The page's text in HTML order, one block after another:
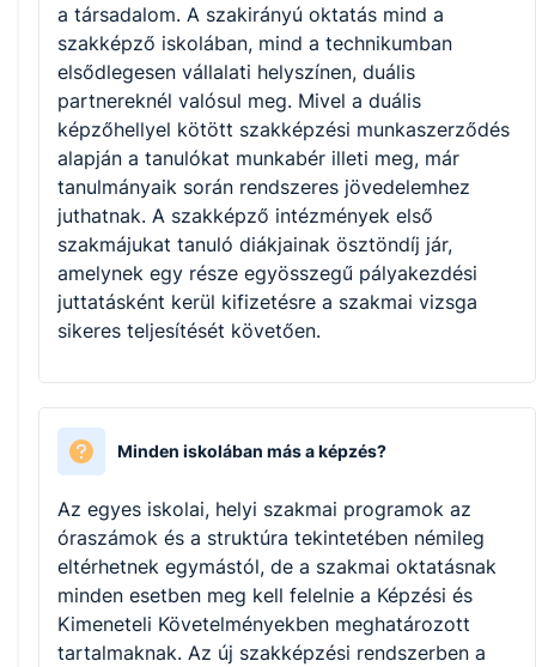
a társadalom. A szakirányú oktatás mind a
szakképző iskolában, mind a technikumban
elsődlegesen vállalati helyszínen, duális
partnereknél valósul meg. Mivel a duális
képzőhellyel kötött szakképzési munkaszerződés
alapján a tanulókat munkabér illeti meg, már
tanulmányaik során rendszeres jövedelemhez
juthatnak. A szakképző intézmények első
szakmájukat tanuló diákjainak ösztöndíj jár,
amelynek egy része egyösszegű pályakezdési
juttatásként kerül kifizetésre a szakmai vizsga
sikeres teljesítését követően.
Minden iskolában más a képzés?
Az egyes iskolai, helyi szakmai programok az
óraszámok és a struktúra tekintetében némileg
eltérhetnek egymástól, de a szakmai oktatásnak
minden esetben meg kell felelnie a Képzési és
Kimeneteli Követelményekben meghatározott
tartalmaknak. Az új szakképzési rendszerben a